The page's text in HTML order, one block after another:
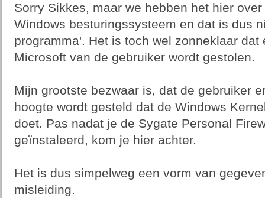
Sorry Sikkes, maar we hebben het hier
Windows besturingssysteem en dat is dus
programma'. Het is toch wel zonneklaar dat
Microsoft van de gebruiker wordt gestolen.
Mijn grootste bezwaar is, dat de gebruiker
hoogte wordt gesteld dat de Windows
doet. Pas nadat je de Sygate Personal
geïnstaleerd, kom je hier achter.
Het is dus simpelweg een vorm van
misleiding.